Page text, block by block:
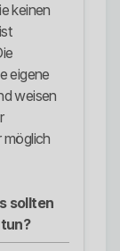
keinen
eigene
weisen
möglich
sollten